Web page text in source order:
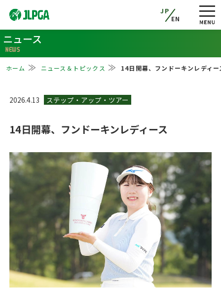
JP
EN
ニュース
NEWS
ホーム ニュース＆トピックス 14日開幕、フンドーキンレディー
2026.4.13
14日開幕、フンドーキンレディース